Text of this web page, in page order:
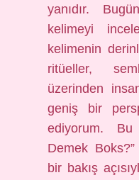
yanıdır.
kelimeyi
kelimenin
ritüeller,
üzerinden
geniş bir
ediyorum.
Demek
bir bakış